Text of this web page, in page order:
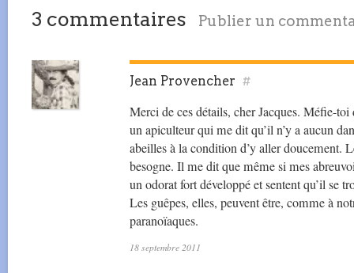
3 commentaires Publier un
Jean Provencher #
Merci de ces détails, cher Jacques. Méfie-toi
un apiculteur qui me dit qu’il n’y a aucun
abeilles à la condition d’y aller doucement.
besogne. Il me dit que même si mes
un odorat fort développé et sentent qu’il se
Les guêpes, elles, peuvent être, comme à
paranoïaques.
18 septembre 2011